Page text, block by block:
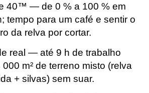
40™ — de 0 % a 100 % em
tempo para um café e sentir o
da relva por cortar.
real — até 9 h de trabalho
m² de terreno misto (relva
+ silvas) sem suar.